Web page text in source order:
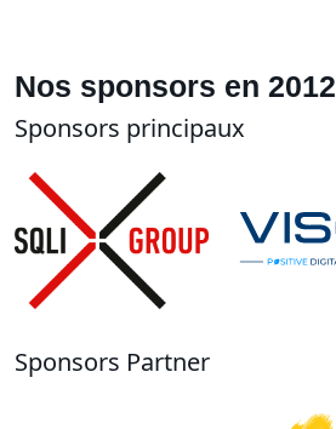
Nos sponsors en 2012
Sponsors principaux
Sponsors Partner